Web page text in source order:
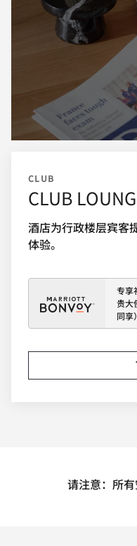
CLUB
CLUB
酒店为行政楼层宾客
体验。
专享
贵大
同享）
请注意：所有